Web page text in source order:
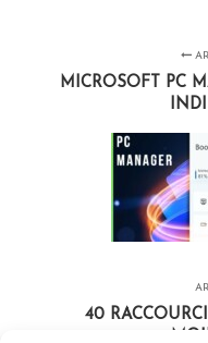
MICROSOFT PC
40